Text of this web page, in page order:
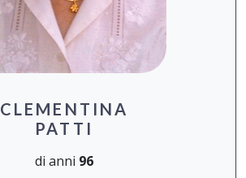
CLEMENTINA
PATTI
di anni 96